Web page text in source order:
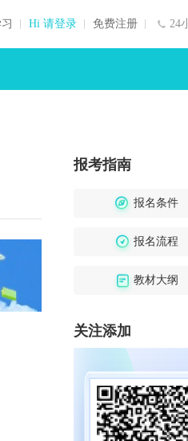
24
Hi 请登录 免费注册
报考指南
报名条件
报名流程
教材大纲
关注添加